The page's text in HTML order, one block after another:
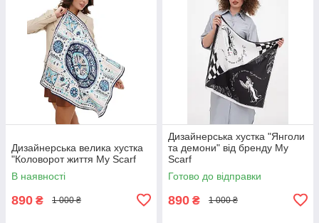
Дизайнерська велика хустка
"Коловорот життя My Scarf
В наявності
890 ₴ 1 000 ₴
Дизайнерська хустка "Янголи
та демони" від бренду My
Scarf
Готово до відправки
890 ₴ 1 000 ₴